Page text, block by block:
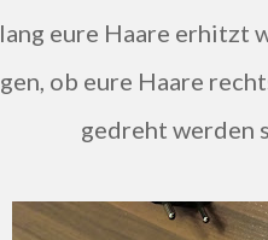
lang eure Haare erhitzt
gedreht werden